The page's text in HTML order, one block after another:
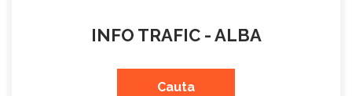
INFO TRAFIC - ALBA
Cauta